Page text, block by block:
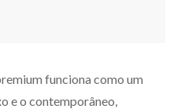
funciona como um
e o contemporâneo,